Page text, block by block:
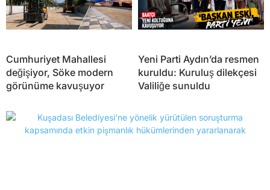
Cumhuriyet Mahallesi
değişiyor, Söke modern
görünüme kavuşuyor
Yeni Parti Aydın’da resmen
kuruldu: Kuruluş dilekçesi
Valiliğe sunuldu